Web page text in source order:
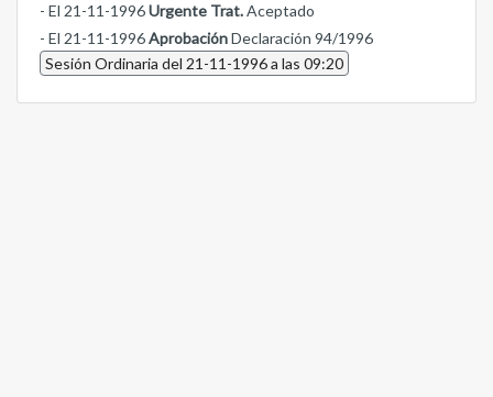
- El 21-11-1996Urgente Trat.Aceptado
- El 21-11-1996AprobaciónDeclaración 94/1996
Sesión Ordinaria del 21-11-1996 a las 09:20